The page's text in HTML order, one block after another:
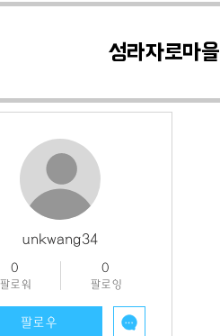
성라자로마을
unkwang34
0
팔로워
0
팔로잉
팔로우